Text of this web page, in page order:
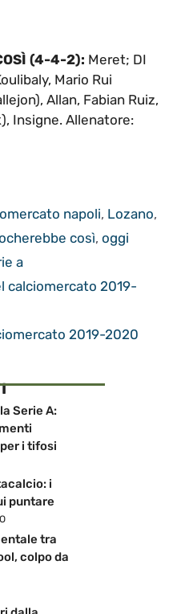
(4-4-2): Meret; DI
Mario Rui
Allan, Fabian Ruiz,
Insigne. Allenatore:
napoli, Lozano,
così, oggi
a
calciomercato 2019-
2019-2020
Serie A:
i tifosi
i
puntare
tra
colpo da